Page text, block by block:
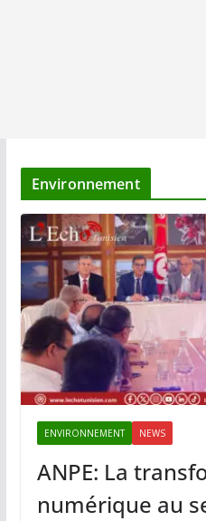
Environnement
ENVIRONNEMENT NEWS
ANPE: La
numérique au